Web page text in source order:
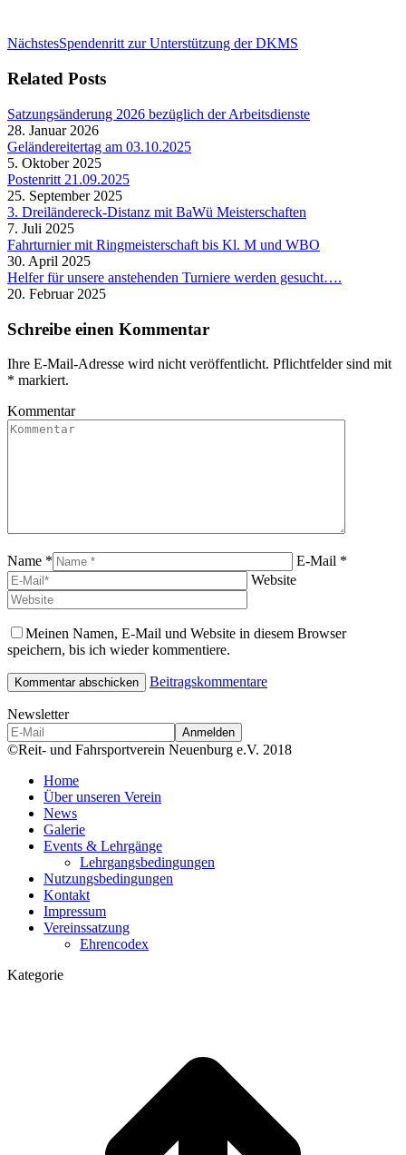
NächstesNächster
Spendenritt zur Unterstützung der DKMS
Related Posts
Satzungsänderung 2026 bezüglich der Arbeitsdienste
28. Januar 2026
Geländereitertag am 03.10.2025
5. Oktober 2025
Postenritt 21.09.2025
25. September 2025
3. Dreiländereck-Distanz mit BaWü Meisterschaften
7. Juli 2025
Fahrturnier mit Ringmeisterschaft bis Kl. M und WBO
30. April 2025
Helfer für unsere anstehenden Turniere werden gesucht….
20. Februar 2025
Schreibe einen Kommentar
Ihre E-Mail-Adresse wird nicht veröffentlicht. Pflichtfelder sind mit
* markiert.
Kommentar
Name *
E-Mail *
Website
Meinen Namen, E-Mail und Website in diesem Browser
speichern, bis ich wieder kommentiere.
Beitragskommentare
Newsletter
©Reit- und Fahrsportverein Neuenburg e.V. 2018
Home
Über unseren Verein
News
Galerie
Events & Lehrgänge
Lehrgangsbedingungen
Nutzungsbedingungen
Kontakt
Impressum
Vereinssatzung
Ehrencodex
Kategorie